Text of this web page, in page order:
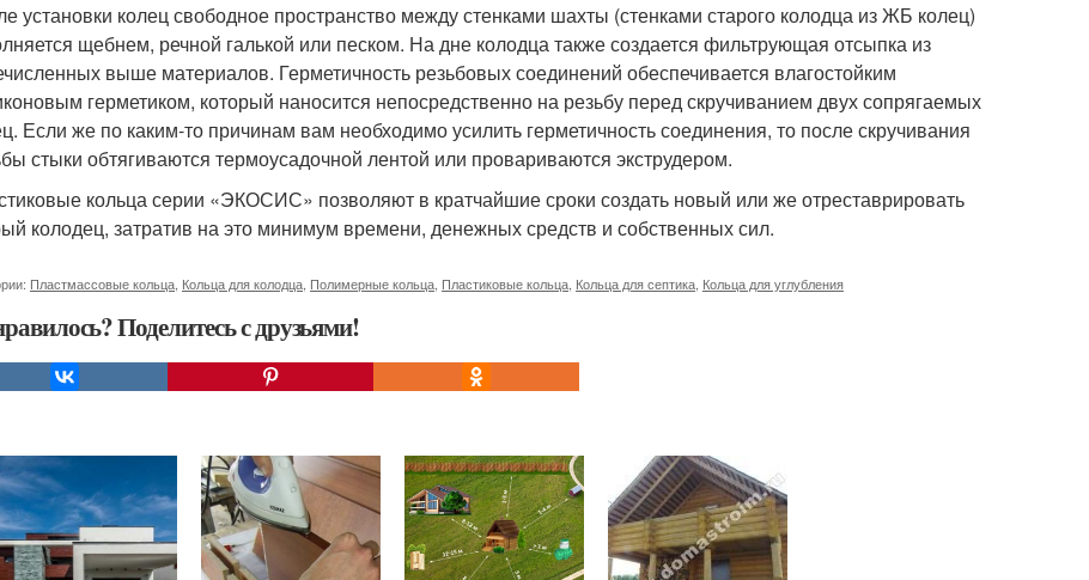
установки колец свободное пространство между стенками шахты (стенками старого колодца из ЖБ колец)
щебнем, речной галькой или песком. На дне колодца также создается фильтрующая отсыпка из
выше материалов. Герметичность резьбовых соединений обеспечивается влагостойким
герметиком, который наносится непосредственно на резьбу перед скручиванием двух сопрягаемых
Если же по каким-то причинам вам необходимо усилить герметичность соединения, то после скручивания
стыки обтягиваются термоусадочной лентой или провариваются экструдером.
кольца серии «ЭКОСИС» позволяют в кратчайшие сроки создать новый или же отреставрировать
колодец, затратив на это минимум времени, денежных средств и собственных сил.
Пластмассовые кольца Кольца для колодца Полимерные кольца Пластиковые кольца Кольца для септика Кольца для углубления
Поделитесь с друзьями!